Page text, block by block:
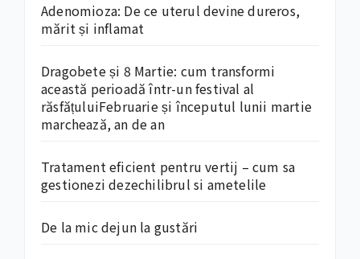
Adenomioza: De ce uterul devine dureros,
mărit și inflamat
Dragobete și 8 Martie: cum transformi
această perioadă într-un festival al
răsfățuluiFebruarie și începutul lunii martie
marchează, an de an
Tratament eficient pentru vertij – cum sa
gestionezi dezechilibrul si ametelile
De la mic dejun la gustări